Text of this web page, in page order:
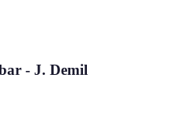
- J. Demil